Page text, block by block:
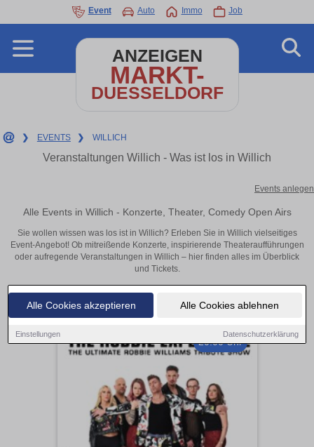
Alle Cookies akzeptieren Alle Cookies ablehnen
Einstellungen Datenschutzerklärung
Event Auto Immo Job
ANZEIGEN
MARKT-
DUESSELDORF
❯ EVENTS ❯ WILLICH
Veranstaltungen Willich - Was ist los in Willich
Events anlegen
Alle Events in Willich - Konzerte, Theater, Comedy Open Airs
Sie wollen wissen was los ist in Willich? Erleben Sie in Willich vielseitiges
Event-Angebot! Ob mitreißende Konzerte, inspirierende Theateraufführungen
oder aufregende Veranstaltungen in Willich – hier finden alles im Überblick
und Tickets.
20:00 Uhr